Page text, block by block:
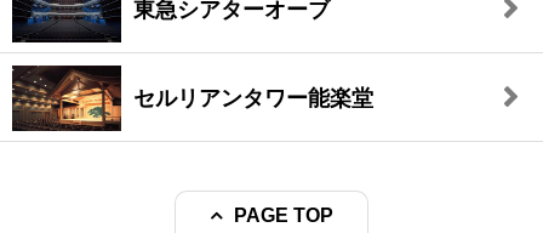
東急シアターオーブ
セルリアンタワー能楽堂
PAGE TOP